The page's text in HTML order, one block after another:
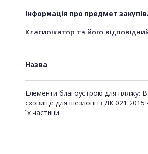
Інформація про предмет
Класифікатор та його
Назва
Елементи благоустрою для пляжу:
сховище для шезлонгів ДК 021 2015
їх частини